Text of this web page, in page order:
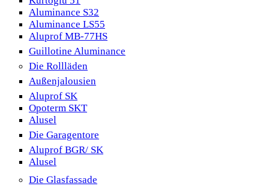
Aluminance S32
Aluminance LS55
Aluprof MB-77HS
Guillotine Aluminance
Die Rollläden
Außenjalousien
Aluprof SK
Opoterm SKT
Alusel
Die Garagentore
Aluprof BGR/ SK
Alusel
Die Glasfassade